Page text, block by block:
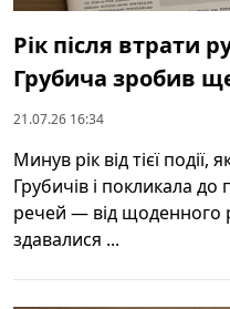
Рік після втрати
Грубича зробив
21.07.26 16:34
Минув рік від тієї
Грубичів і покликала
речей — від щоденного
здавалися ...